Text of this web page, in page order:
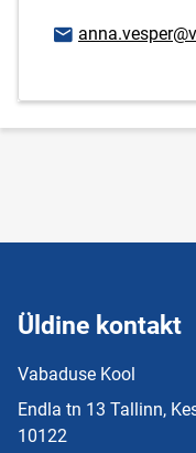
E-posti aadress
Üldine kontakt
Vabaduse Kool
Endla tn 13 Tallinn,
10122